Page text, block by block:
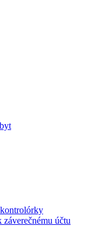
účtu